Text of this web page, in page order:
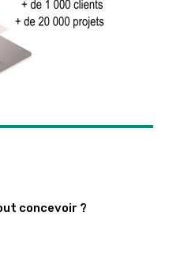
concevoir ?